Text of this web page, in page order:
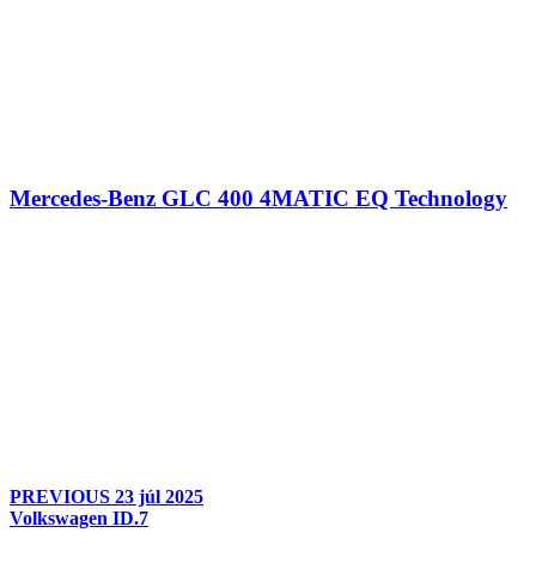
Mercedes-Benz GLC 400 4MATIC EQ Technology
PREVIOUS 23 júl 2025
Volkswagen ID.7